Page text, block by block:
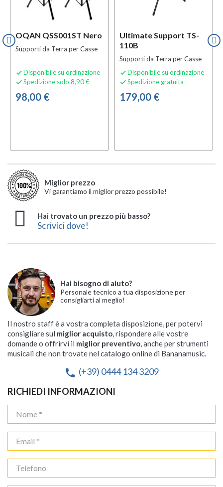
OQAN QSS001ST Nero
Supporti da Terra per Casse
 Disponibile su ordinazione
 Spedizione solo 8,90 €
98,00 €
Ultimate Support TS-
110B
Supporti da Terra per Casse
 Disponibile su ordinazione
 Spedizione gratuita
179,00 €
Miglior prezzo
Vi garantiamo il miglior prezzo possibile!
Hai trovato un prezzo più basso?
Scrivici dove!
Hai bisogno di aiuto?
Personale tecnico a tua disposizione per
consigliarti al meglio!
Il nostro staff è a vostra completa disposizione, per potervi
consigliare sul miglior acquisto, rispondere alle vostre
domande o offrirvi il miglior preventivo, anche per strumenti
musicali che non trovate nel catalogo online di Bananamusic.
phone (+39) 0444 134 3209
RICHIEDI INFORMAZIONI